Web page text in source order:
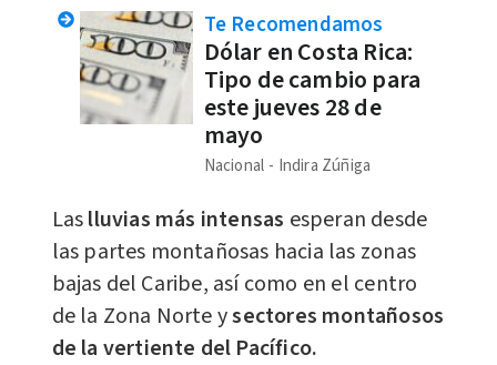
Te Recomendamos
Dólar en Costa Rica:
Tipo de cambio para
este jueves 28 de
mayo
Nacional Indira Zúñiga
Laslluvias más intensas esperan desde
las partes montañosas hacia las zonas
bajas del Caribe, así como en el centro
de la Zona Norte ysectores montañosos
de la vertiente del Pacífico.